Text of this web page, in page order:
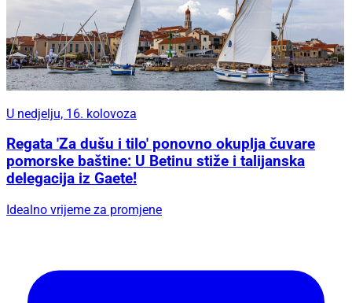
U nedjelju, 16. kolovoza
Regata 'Za dušu i tilo' ponovno okuplja čuvare
pomorske baštine: U Betinu stiže i talijanska
delegacija iz Gaete!
Idealno vrijeme za promjene